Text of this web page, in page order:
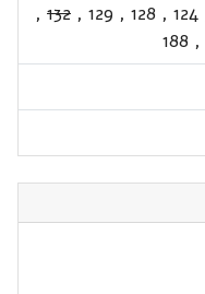
124
,
128
,
129
,
132
,
,
188